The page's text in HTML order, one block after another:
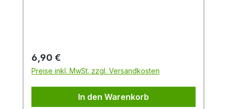
Ceylon Tee aus Sri Lanka. Abgerundet
wird das Ganze durch süße
Karamellstücke und farbenfrohe
Kornblumenblüten. Alle Zutaten stammen
aus kontrolliert biologischem
Regulärer Preis:
6,90 €
Preise inkl. MwSt. zzgl. Versandkosten
In den Warenkorb